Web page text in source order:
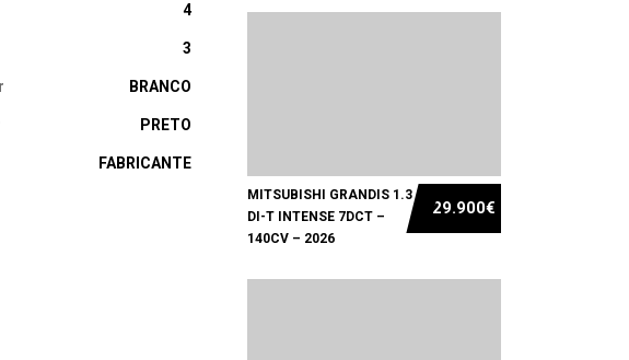
4
3
BRANCO
PRETO
FABRICANTE
MITSUBISHI GRANDIS 1.3
DI-T INTENSE 7DCT –
140CV – 2026
29.900€